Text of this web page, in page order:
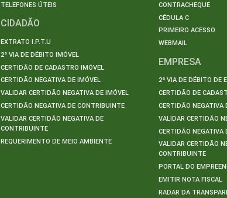
TELEFONES ÚTEIS
CIDADÃO
EXTRATO I.P.T.U
2ª VIA DE DÉBITO IMÓVEL
CERTIDÃO DE CADASTRO IMÓVEL
CERTIDÃO NEGATIVA DE IMÓVEL
VALIDAR CERTIDÃO NEGATIVA DE IMÓVEL
CERTIDÃO NEGATIVA DE CONTRIBUINTE
VALIDAR CERTIDÃO NEGATIVA DE
CONTRIBUINTE
REQUERIMENTO DE MEIO AMBIENTE
CONTRACHEQUE
CÉDULA C
PRIMEIRO ACESSO
WEBMAIL
EMPRESA
2ª VIA DE DÉBITO DE
CERTIDÃO DE
CERTIDÃO NEGATIVA
VALIDAR CERTIDÃO
CERTIDÃO NEGATIVA
VALIDAR CERTIDÃO
CONTRIBUINTE
PORTAL DO
EMITIR NOTA FISCAL
RADAR DA